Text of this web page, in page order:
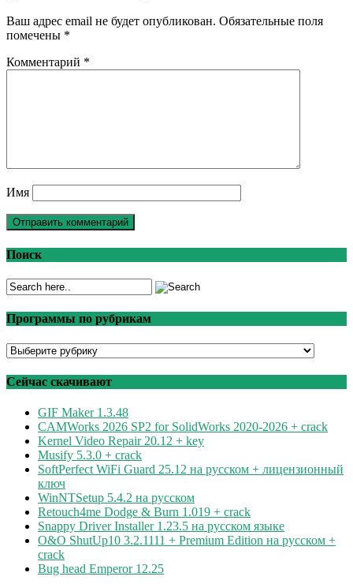
Ваш адрес email не будет опубликован. Обязательные поля
помечены *
Комментарий *
Имя
Поиск
Программы по рубрикам
Программы
рубрикам
Сейчас скачивают
GIF Maker 1.3.48
CAMWorks 2026 SP2 for SolidWorks 2020-2026 + crack
Kernel Video Repair 20.12 + key
Musify 5.3.0 + crack
SoftPerfect WiFi Guard 25.12 на русском + лицензионный
ключ
WinNTSetup 5.4.2 на русском
Retouch4me Dodge & Burn 1.019 + crack
Snappy Driver Installer 1.23.5 на русском языке
O&O ShutUp10 3.2.1111 + Premium Edition на русском +
crack
Bug head Emperor 12.25